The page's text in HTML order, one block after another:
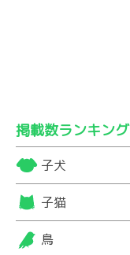
掲載数ランキング
子犬
子猫
鳥